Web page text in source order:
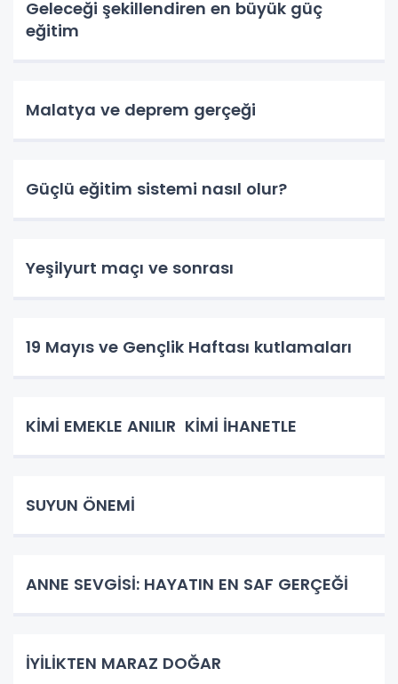
Geleceği şekillendiren en büyük güç
eğitim
Malatya ve deprem gerçeği
Güçlü eğitim sistemi nasıl olur?
Yeşilyurt maçı ve sonrası
19 Mayıs ve Gençlik Haftası kutlamaları
KİMİ EMEKLE ANILIR KİMİ İHANETLE
SUYUN ÖNEMİ
ANNE SEVGİSİ: HAYATIN EN SAF GERÇEĞİ
İYİLİKTEN MARAZ DOĞAR